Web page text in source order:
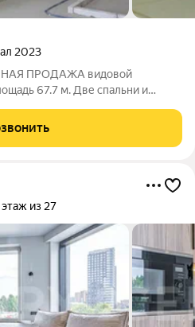
2023
ПРОДАЖА видовой
67.7 м. Две спальни и
без отделки, что дает
идеи!
этаж из 27